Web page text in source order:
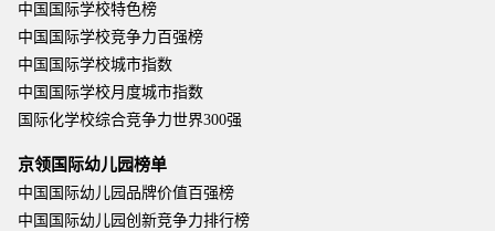
中国国际学校特色榜
中国国际学校竞争力百强榜
中国国际学校城市指数
中国国际学校月度城市指数
国际化学校综合竞争力世界300强
京领国际幼儿园榜单
中国国际幼儿园品牌价值百强榜
中国国际幼儿园创新竞争力排行榜